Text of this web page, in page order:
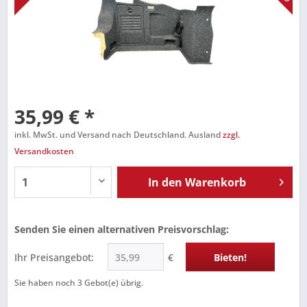
35,99 € *
inkl. MwSt. und Versand nach Deutschland. Auslandzzgl.
Versandkosten
In den Warenkorb
Senden Sie einen alternativen Preisvorschlag:
Ihr Preisangebot: € Bieten!
Sie haben noch 3Gebot(e) übrig.